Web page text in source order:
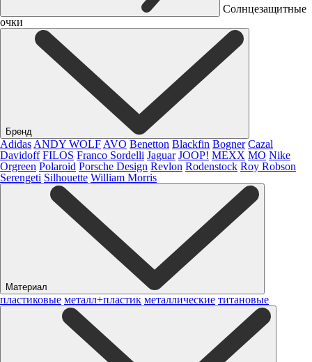
Солнцезащитные
очки
Бренд
Adidas ANDY WOLF AVO Benetton Blackfin Bogner Cazal
Davidoff FILOS Franco Sordelli Jaguar JOOP! MEXX MO Nike
Orgreen Polaroid Porsche Design Revlon Rodenstock Roy Robson
Serengeti Silhouette William Morris
Материал
пластиковые металл+пластик металлические титановые